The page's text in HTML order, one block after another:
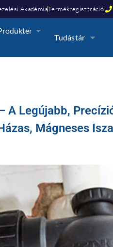
AkadémiaTermékregisztráció
Tudástár
A Legújabb,
Mágneses